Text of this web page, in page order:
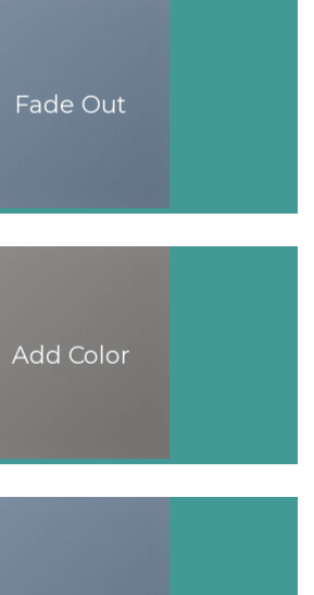
Fade Out
Add Color